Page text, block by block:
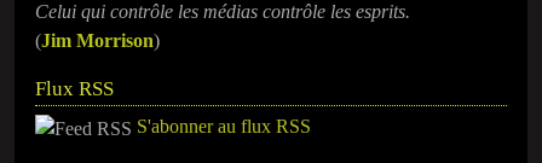
Celui qui contrôle les médias contrôle les esprits.
(Jim Morrison)
Flux RSS
S'abonner au flux RSS